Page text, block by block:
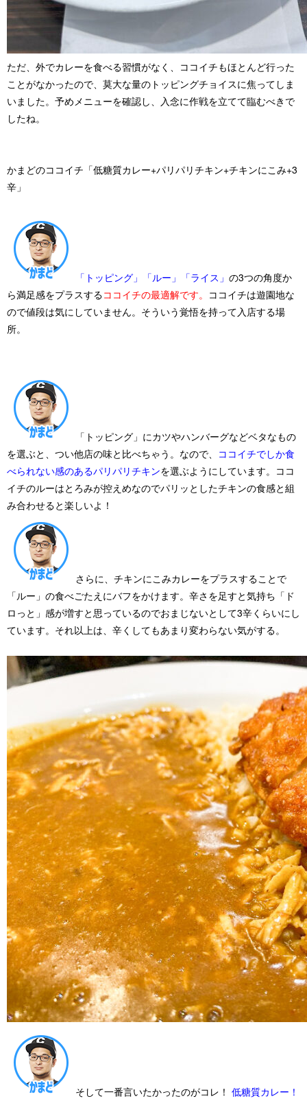
ただ、外でカレーを食べる習慣がなく、ココイチもほとんど行った
ことがなかったので、 莫大な量のトッピングチョイスに焦ってしま
いました。 予めメニューを確認し、入念に作戦を立てて臨むべきで
したね。
かまどのココイチ「低糖質カレー+パリパリチキン+チキンにこみ+3
辛」
「トッピング」「ルー」「ライス」 の3つの角度か
ら満足感をプラスするココイチの最適解です。 ココイチは遊園地な
ので値段は気にしていません。そういう覚悟を持って入店する場
所。
「トッピング」にカツやハンバーグなどベタなもの
を選ぶと、つい他店の味と比べちゃう。なので、 ココイチでしか食
べられない感のあるパリパリチキンを選ぶようにしています。ココ
イチのルーはとろみが控えめなのでパリッとしたチキンの食感と組
み合わせると楽しいよ！
さらに、チキンにこみカレーをプラスすることで
「ルー」の食べごたえにバフをかけます。辛さを足すと気持ち「ド
ロっと」感が増すと思っているのでおまじないとして3辛くらいにし
ています。それ以上は、辛くしてもあまり変わらない気がする。
そして一番言いたかったのがコレ！ 低糖質カレー！